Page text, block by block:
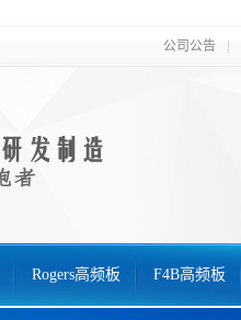
公司公告
Rogers高频板 F4B高频板